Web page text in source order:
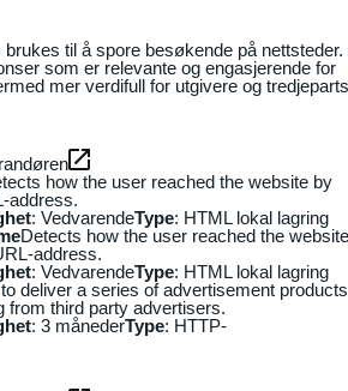
til å spore besøkende på nettsteder.
som er relevante og engasjerende for
mer verdifull for utgivere og tredjeparts
how the user reached the website by
address.
: VedvarendeType: HTML lokal lagring
Detects how the user reached the website
address.
: VedvarendeType: HTML lokal lagring
deliver a series of advertisement products
from third party advertisers.
: 3 månederType: HTTP-